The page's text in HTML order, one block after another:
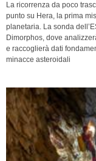
La ricorrenza da poco
punto su Hera, la prima
planetaria. La sonda
Dimorphos, dove
e raccoglierà dati
minacce asteroidali